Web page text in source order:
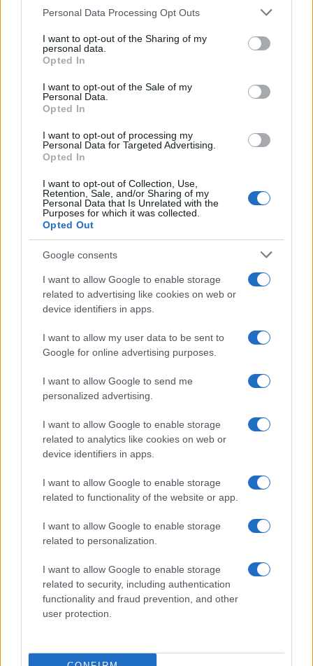
This information may also be disclosed by us to third parties
disclose it to other third parties.
Please note that this website/app uses one or more Google
services and may gather and store information including but
not limited to your visit or usage behaviour. You may click to
grant or deny consent to Google and its third-party tags to
consent section.
Personal Data Processing Opt Outs
I want to opt-out of the Sharing of my
personal data.
Opted In
I want to opt-out of the Sale of my
Personal Data.
Opted In
I want to opt-out of processing my
Personal Data for Targeted Advertising.
Opted In
I want to opt-out of Collection, Use,
Retention, Sale, and/or Sharing of my
Personal Data that Is Unrelated with the
Purposes for which it was collected.
Opted Out
Google consents
I want to allow Google to enable storage
related to advertising like cookies on web or
device identifiers in apps.
I want to allow my user data to be sent to
Google for online advertising purposes.
I want to allow Google to send me
personalized advertising.
I want to allow Google to enable storage
related to analytics like cookies on web or
device identifiers in apps.
I want to allow Google to enable storage
related to functionality of the website or app.
I want to allow Google to enable storage
related to personalization.
I want to allow Google to enable storage
related to security, including authentication
functionality and fraud prevention, and other
user protection.
Francia
Investieren24
News Hub UK
Lgbtq News
Investeren 24
NL Newz